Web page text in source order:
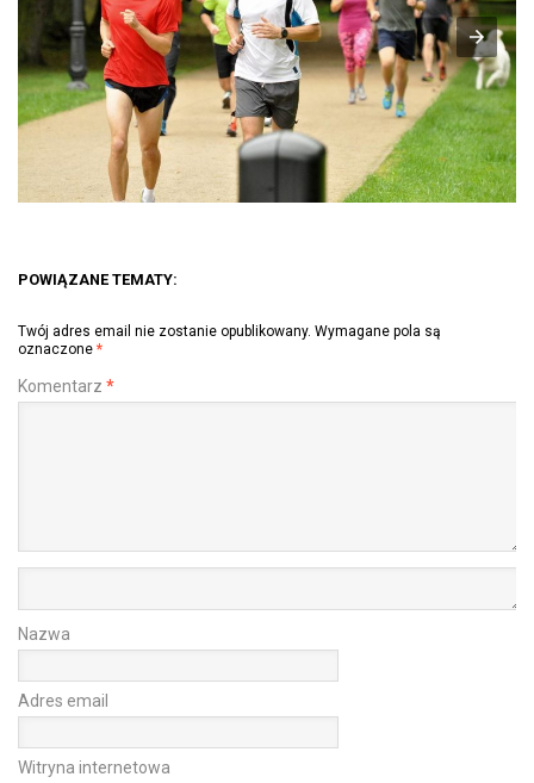
POWIĄZANE TEMATY:
Twój adres email nie zostanie opublikowany. Wymagane pola są
oznaczone *
Komentarz *
Nazwa
Adres email
Witryna internetowa